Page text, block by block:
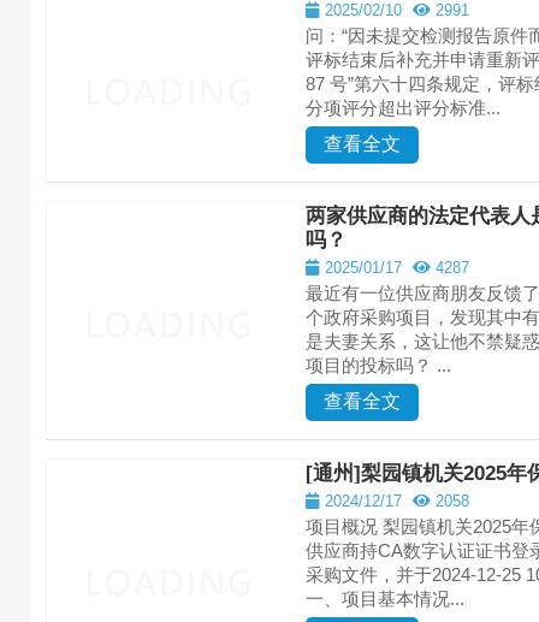
2025/02/10 2991
问：“因未提交检测报告原
评标结束后补充并申请重新
87 号”第六十四条规定，评
分项评分超出评分标准...
查看全文
两家供应商的法定代表
吗？
2025/01/17 4287
最近有一位供应商朋友反馈
个政府采购项目，发现其中
是夫妻关系，这让他不禁疑
项目的投标吗？ ...
查看全文
[通州]梨园镇机关2025年
2024/12/17 2058
项目概况 梨园镇机关2025
供应商持CA数字认证证书登
采购文件，并于2024-12-25
一、项目基本情况...